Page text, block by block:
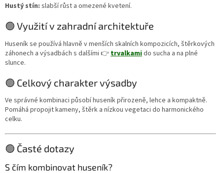
Hustý stín: slabší růst a omezené kvetení.
🟢 Využití v zahradní architektuře
Huseník se používá hlavně v menších skalních kompozicích, štěrkových
záhonech a výsadbách s dalšími 👉 trvalkamido sucha a na plné
slunce.
🟢 Celkový charakter výsadby
Ve správné kombinaci působí huseník přirozeně, lehce a kompaktně.
Pomáhá propojit kameny, štěrk a nízkou vegetaci do harmonického
celku.
🟢 Časté dotazy
S čím kombinovat huseník?